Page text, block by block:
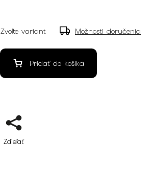
Zvoľte variant Možnosti doručenia
Pridať do košíka
Zdieľať